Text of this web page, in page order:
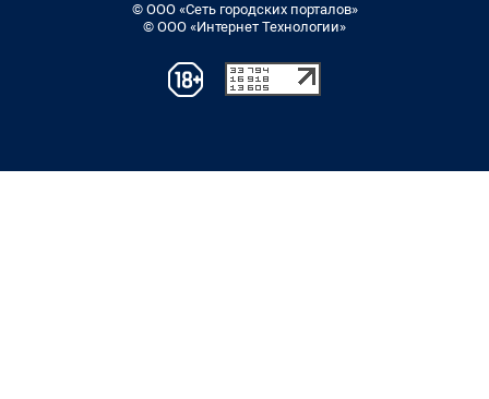
© ООО «Сеть городских порталов»
© ООО «Интернет Технологии»